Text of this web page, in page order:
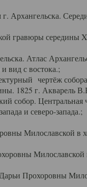
Архангельска.
гравюры середины
Атлас
вид с востока.;
чертёж
1825 г. Акварель
собор. Центральная
и северо-запада.;
Милославской в
Милославской
Прохоровны